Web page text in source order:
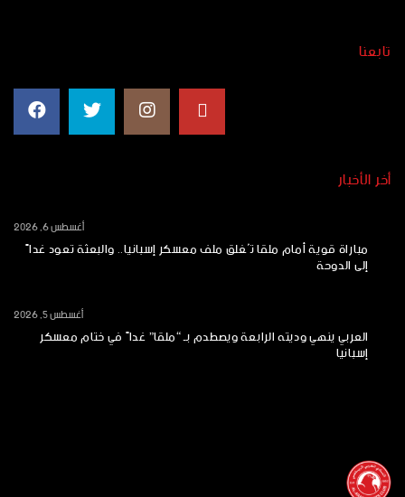
تابعنا
أخر الأخبار
مباراة قوية أمام ملقا تُغلق ملف معسكر إسبانيا.. والبعثة تعود غداً
إلى الدوحة
أغسطس 6, 2026
العربي ينهي وديته الرابعة ويصطدم بـ “ملقا” غداً في ختام معسكر
إسبانيا
أغسطس 5, 2026